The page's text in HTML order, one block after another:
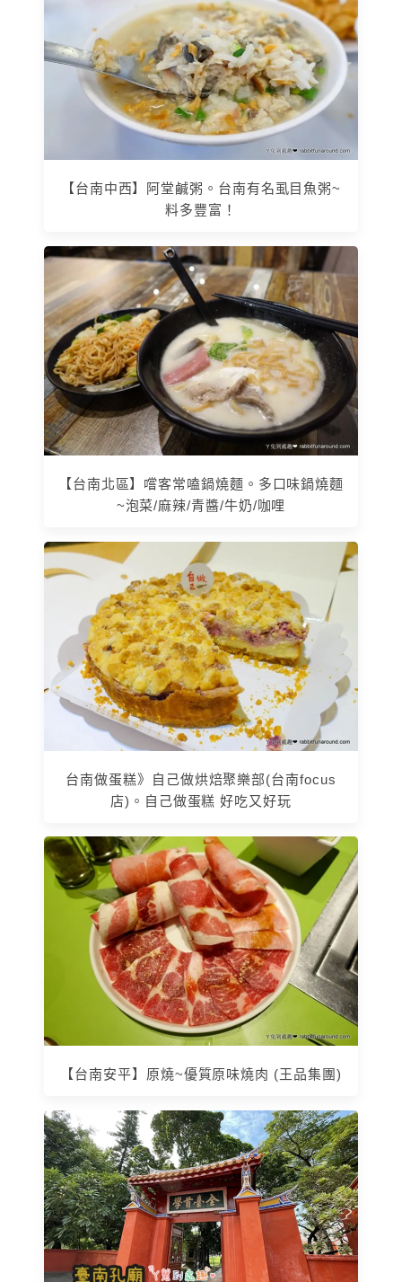
【台南中西】阿堂鹹粥。台南有名虱目魚粥~
料多豐富！
【台南北區】嚐客常嗑鍋燒麵。多口味鍋燒麵
~泡菜/麻辣/青醬/牛奶/咖哩
台南做蛋糕》自己做烘焙聚樂部(台南focus
店)。自己做蛋糕 好吃又好玩
【台南安平】原燒~優質原味燒肉 (王品集團)